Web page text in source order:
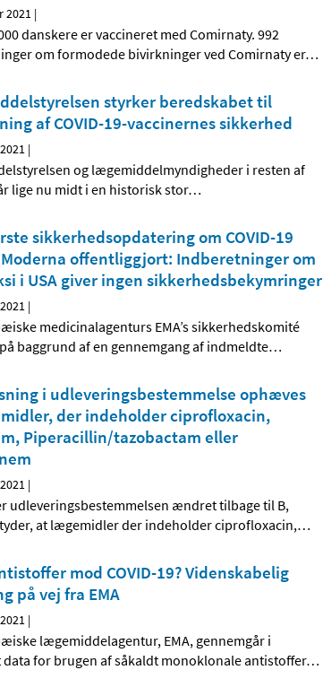
2021 |
danskere er vaccineret med Comirnaty. 992
om formodede bivirkninger ved Comirnaty er…
styrker beredskabet til
af COVID-19-vaccinernes sikkerhed
|
og lægemiddelmyndigheder i resten af
lige nu midt i en historisk stor…
sikkerhedsopdatering om COVID-19
Moderna offentliggjort: Indberetninger om
i USA giver ingen sikkerhedsbekymringer
|
medicinalagenturs EMA’s sikkerhedskomité
på baggrund af en gennemgang af indmeldte…
i udleveringsbestemmelse ophæves
der indeholder ciprofloxacin,
Piperacillin/tazobactam eller
|
udleveringsbestemmelsen ændret tilbage til B,
at lægemidler der indeholder ciprofloxacin,…
mod COVID-19? Videnskabelig
på vej fra EMA
|
lægemiddelagentur, EMA, gennemgår i
for brugen af såkaldt monoklonale antistoffer…